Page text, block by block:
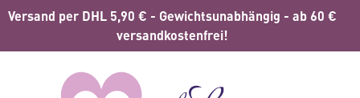
springen
Versand per DHL 5,90 € - Gewichtsunabhängig - ab 60 €
versandkostenfrei!